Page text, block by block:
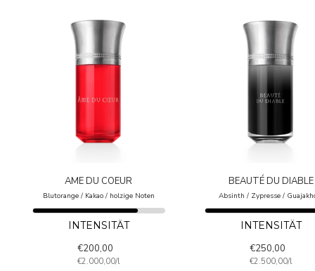
AME DU COEUR
Blutorange / Kakao / holzige Noten
INTENSITÄT
Sale
price
€200,00
€2.000,00/l
BEAUTÉ DU DIABLE
Absinth / Zypresse /
INTENSITÄT
Sale
price
€250,00
€2.500,00/l